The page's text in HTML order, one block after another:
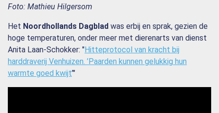
Foto: Mathieu Hilgersom
Het Noordhollands Dagblad was erbij en sprak, gezien de
hoge temperaturen, onder meer met dierenarts van dienst
Anita Laan-Schokker: "Hitteprotocol van kracht bij
harddraverij Venhuizen. ’Paarden kunnen gelukkig hun
warmte goed kwijt’"